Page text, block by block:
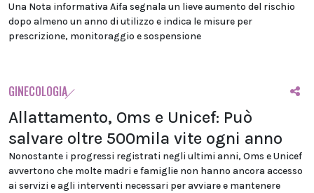
Una Nota informativa Aifa segnala un lieve aumento del rischio
dopo almeno un anno di utilizzo e indica le misure per
prescrizione, monitoraggio e sospensione
GINECOLOGIA
Allattamento, Oms e Unicef: Può
salvare oltre 500mila vite ogni anno
Nonostante i progressi registrati negli ultimi anni, Oms e Unicef
avvertono che molte madri e famiglie non hanno ancora accesso
ai servizi e agli interventi necessari per avviare e mantenere